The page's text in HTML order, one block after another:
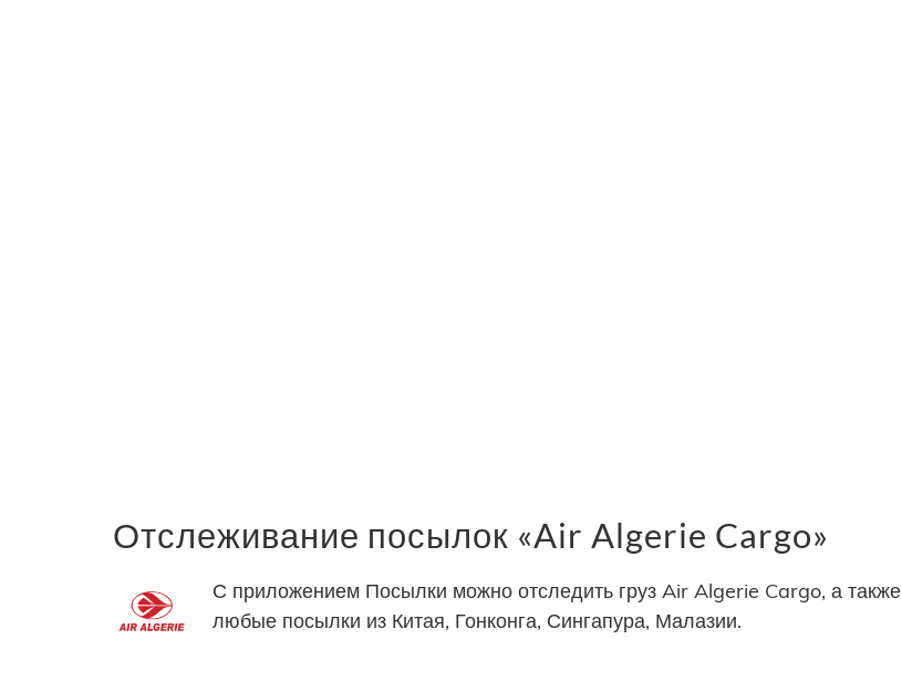
Отслеживание посылок «Air Algerie Cargo»
С приложением Посылки можно отследить груз Air Algerie Cargo, а также
любые посылки из Китая, Гонконга, Сингапура, Малазии.